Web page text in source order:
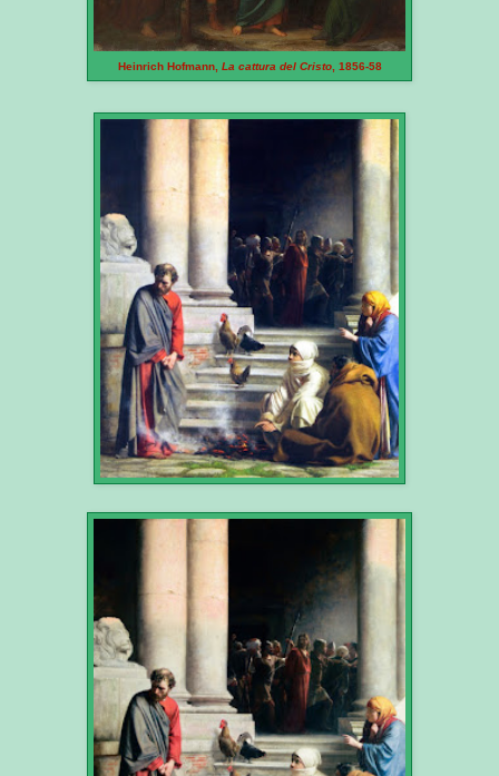
Heinrich Hofmann, La cattura del Cristo, 1856-58